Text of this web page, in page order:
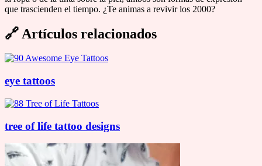
que trascienden el tiempo. ¿Te animas a revivir los 2000?
🔗 Artículos relacionados
eye tattoos
tree of life tattoo designs